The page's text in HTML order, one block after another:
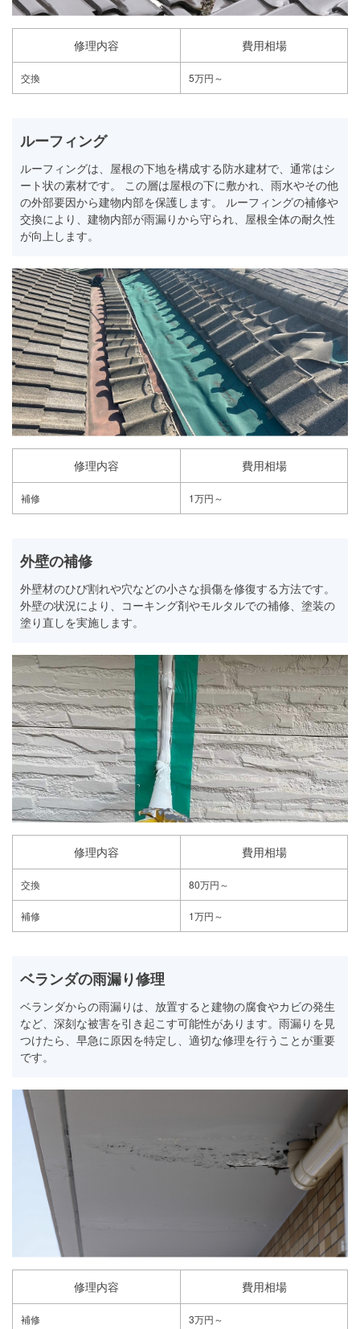
修理内容 費用相場
交換 5万円～
ルーフィング
ルーフィングは、屋根の下地を構成する防水建材で、通常はシ
ート状の素材です。 この層は屋根の下に敷かれ、雨水やその他
の外部要因から建物内部を保護します。 ルーフィングの補修や
交換により、建物内部が雨漏りから守られ、屋根全体の耐久性
が向上します。
修理内容 費用相場
補修 1万円～
外壁の補修
外壁材のひび割れや穴などの小さな損傷を修復する方法です。
外壁の状況により、コーキング剤やモルタルでの補修、塗装の
塗り直しを実施します。
修理内容 費用相場
交換 80万円～
補修 1万円～
ベランダの雨漏り修理
ベランダからの雨漏りは、放置すると建物の腐食やカビの発生
など、深刻な被害を引き起こす可能性があります。雨漏りを見
つけたら、早急に原因を特定し、適切な修理を行うことが重要
です。
修理内容 費用相場
補修 3万円～